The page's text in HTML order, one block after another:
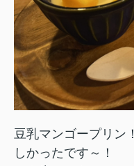
豆乳マンゴープリン
しかったです～！